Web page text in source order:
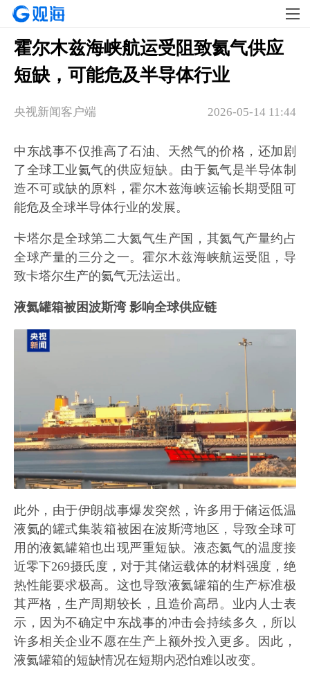
霍尔木兹海峡航运受阻致氦气供应
短缺，可能危及半导体行业
2026-05-14 11:44
央视新闻客户端
中东战事不仅推高了石油、天然气的价格，还加剧
了全球工业氦气的供应短缺。由于氦气是半导体制
造不可或缺的原料，霍尔木兹海峡运输长期受阻可
能危及全球半导体行业的发展。
卡塔尔是全球第二大氦气生产国，其氦气产量约占
全球产量的三分之一。霍尔木兹海峡航运受阻，导
致卡塔尔生产的氦气无法运出。
液氦罐箱被困波斯湾 影响全球供应链
此外，由于伊朗战事爆发突然，许多用于储运低温
液氦的罐式集装箱被困在波斯湾地区，导致全球可
用的液氦罐箱也出现严重短缺。液态氦气的温度接
近零下269摄氏度，对于其储运载体的材料强度，绝
热性能要求极高。这也导致液氦罐箱的生产标准极
其严格，生产周期较长，且造价高昂。业内人士表
示，因为不确定中东战事的冲击会持续多久，所以
许多相关企业不愿在生产上额外投入更多。因此，
液氦罐箱的短缺情况在短期内恐怕难以改变。